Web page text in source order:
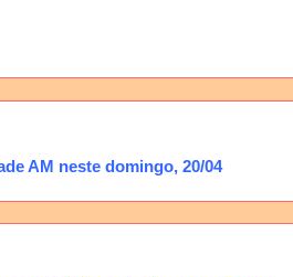
AM neste domingo, 20/04